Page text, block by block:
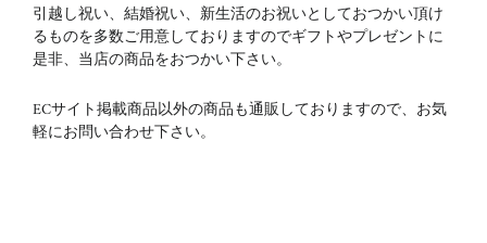
引越し祝い、結婚祝い、新生活のお祝いとしておつかい頂け
るものを多数ご用意しておりますのでギフトやプレゼントに
是非、当店の商品をおつかい下さい。
ECサイト掲載商品以外の商品も通販しておりますので、お気
軽にお問い合わせ下さい。